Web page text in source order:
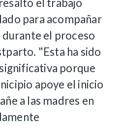
el trabajo
para acompañar
el proceso
"Esta ha sido
porque
apoye el inicio
a las madres en